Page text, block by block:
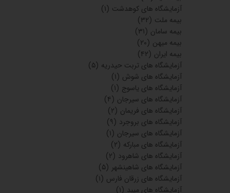
آزمایشگاه های کوهدشت (۱)
بیمه ملت (۳۲)
بیمه سامان (۳۱)
بیمه میهن (۲۰)
بیمه ایران (۴۲)
آزمایشگاه های تربت حیدریه (۵)
آزمایشگاه های شوش (۱)
آزمایشگاه های یاسوج (۱)
آزمایشگاه های سیرجان (۴)
آزمایشگاه های فریمان (۲)
آزمایشگاه های بروجرد (۹)
آزمایشگاه های سیرجان (۱)
آزمایشگاه های مبارکه (۲)
آزمایشگاه های شاهرود (۲)
آزمایشگاه های شاهینشهر (۵)
آزمایشگاه های زرقان فارس (۱)
آزمایشگاه های میبد (۱)